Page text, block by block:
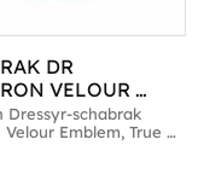
DR
VELOUR
HERITAGE TRUE
Dressyr-schabrak
Emblem, True